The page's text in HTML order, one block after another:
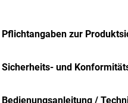
Pflichtangaben zur
Sicherheits- und
Bedienungsanleitung /